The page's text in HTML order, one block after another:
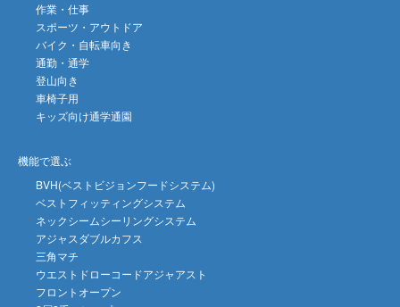
作業・仕事
スポーツ・アウトドア
バイク・自転車向き
通勤・通学
登山向き
車椅子用
キッズ向け通学通園
機能で選ぶ
BVH(ベストビジョンフードシステム)
ベストフィッティングシステム
ネックシームシーリングシステム
アジャスダブルカフス
三角マチ
ウエストドローコードアジャアスト
フロントオープン